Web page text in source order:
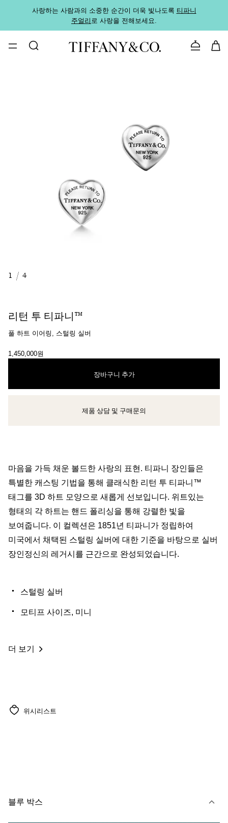
사랑하는 사람과의 소중한 순간이 더욱 빛나도록 티파니
주얼리로 사랑을 전해보세요.
문의하기
1 / 4
리턴 투 티파니™
풀 하트 이어링, 스털링 실버
1,450,000원
장바구니 추가
클라이언트 어드바이저에게 문의하거나 예약하세요
제품 상담 및 구매문의
마음을 가득 채운 볼드한 사랑의 표현. 티파니 장인들은
특별한 캐스팅 기법을 통해 클래식한 리턴 투 티파니™
태그를 3D 하트 모양으로 새롭게 선보입니다. 위트있는
형태의 각 하트는 핸드 폴리싱을 통해 강렬한 빛을
보여줍니다. 이 컬렉션은 1851년 티파니가 정립하여
미국에서 채택된 스털링 실버에 대한 기준을 바탕으로 실버
장인정신의 레거시를 근간으로 완성되었습니다.
스털링 실버
모티프 사이즈, 미니
더 보기
위시리스트
블루 박스